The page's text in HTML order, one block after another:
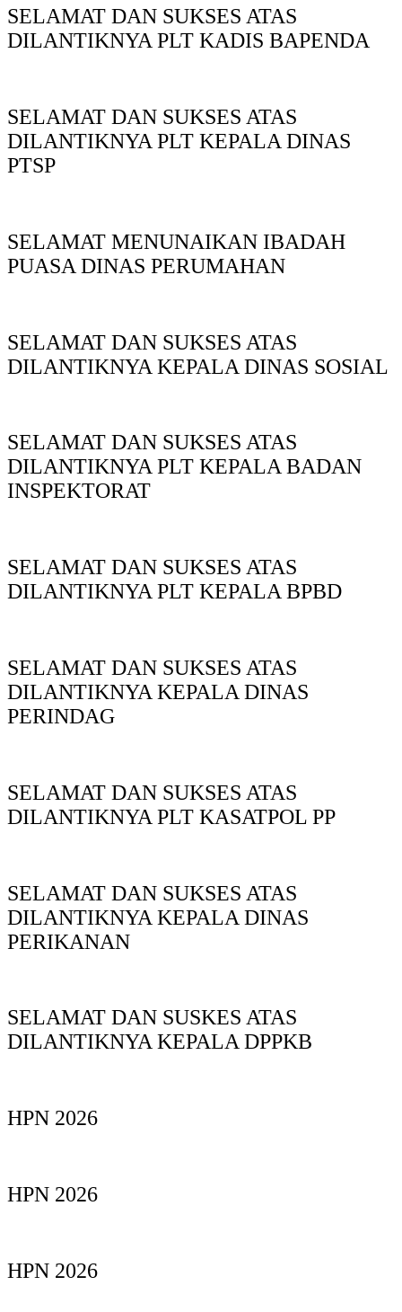
SELAMAT DAN SUKSES ATAS
DILANTIKNYA PLT KADIS BAPENDA
SELAMAT DAN SUKSES ATAS
DILANTIKNYA PLT KEPALA DINAS
PTSP
SELAMAT MENUNAIKAN IBADAH
PUASA DINAS PERUMAHAN
SELAMAT DAN SUKSES ATAS
DILANTIKNYA KEPALA DINAS SOSIAL
SELAMAT DAN SUKSES ATAS
DILANTIKNYA PLT KEPALA BADAN
INSPEKTORAT
SELAMAT DAN SUKSES ATAS
DILANTIKNYA PLT KEPALA BPBD
SELAMAT DAN SUKSES ATAS
DILANTIKNYA KEPALA DINAS
PERINDAG
SELAMAT DAN SUKSES ATAS
DILANTIKNYA PLT KASATPOL PP
SELAMAT DAN SUKSES ATAS
DILANTIKNYA KEPALA DINAS
PERIKANAN
SELAMAT DAN SUSKES ATAS
DILANTIKNYA KEPALA DPPKB
HPN 2026
HPN 2026
HPN 2026